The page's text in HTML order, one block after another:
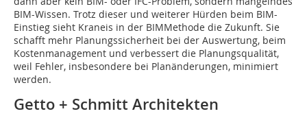
BIM-Wissen. Trotz dieser und weiterer Hürden beim BIM-
Ein­stieg sieht Kraneis in der BIMMethode die Zukunft. Sie
schafft mehr Planungssicherheit bei der Auswertung, beim
Kostenmanagement und verbessert die Planungsqualität,
weil Fehler, insbesondere bei Planänderungen, minimiert
werden.
Getto + Schmitt Architekten